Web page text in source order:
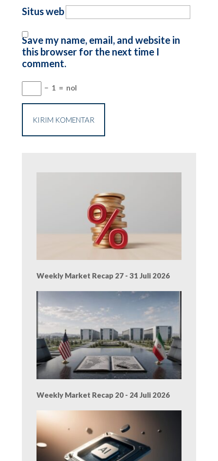
Situs web
Save my name, email, and website in
this browser for the next time I
comment.
− 1 = nol
Weekly Market Recap 27 - 31 Juli 2026
Weekly Market Recap 20 - 24 Juli 2026